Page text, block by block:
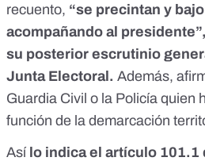
recuento, “se precintan y
acompañando al
su posterior escrutinio
Junta Electoral. Además,
Guardia Civil o la Policía quien
función de la demarcación
Así lo indica el artículo 101.1